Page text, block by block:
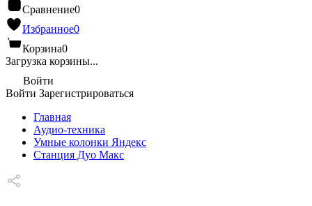
Сравнение0
Избранное0
Корзина0
Загрузка корзины...
Войти
Войти Зарегистрироваться
Главная
Аудио-техника
Умные колонки Яндекс
Станция Дуо Макс